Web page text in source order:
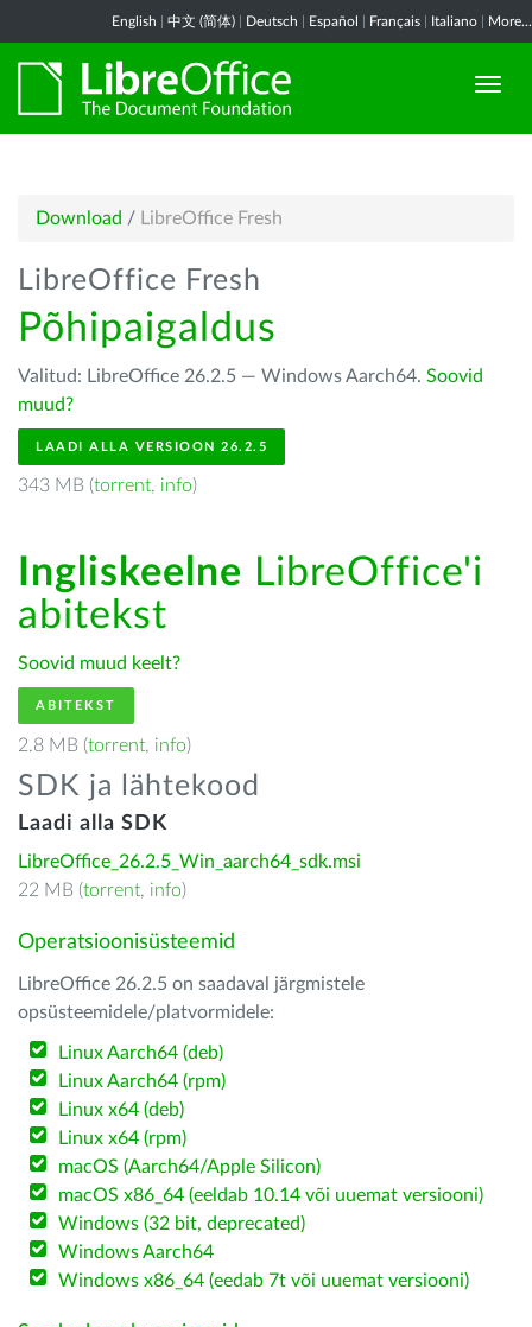
English 中文 (简体) Deutsch Español Français Italiano More...
Download / LibreOffice Fresh
LibreOffice Fresh
Põhipaigaldus
Valitud: LibreOffice 26.2.5 — Windows Aarch64. Soovid
muud?
LAADI ALLA VERSIOON 26.2.5
343 MB (torrent, info)
Ingliskeelne LibreOffice'i
abitekst
Soovid muud keelt?
ABITEKST
2.8 MB (torrent, info)
SDK ja lähtekood
Laadi alla SDK
LibreOffice_26.2.5_Win_aarch64_sdk.msi
22 MB (torrent, info)
Operatsioonisüsteemid
LibreOffice 26.2.5 on saadaval järgmistele
opsüsteemidele/platvormidele:
Linux Aarch64 (deb)
Linux Aarch64 (rpm)
Linux x64 (deb)
Linux x64 (rpm)
macOS (Aarch64/Apple Silicon)
macOS x86_64 (eeldab 10.14 või uuemat versiooni)
Windows (32 bit, deprecated)
Windows Aarch64
Windows x86_64 (eedab 7t või uuemat versiooni)